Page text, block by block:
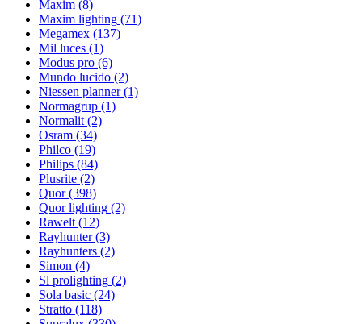
Maxim (8)
Maxim lighting (71)
Megamex (137)
Mil luces (1)
Modus pro (6)
Mundo lucido (2)
Niessen planner (1)
Normagrup (1)
Normalit (2)
Osram (34)
Philco (19)
Philips (84)
Plusrite (2)
Quor (398)
Quor lighting (2)
Rawelt (12)
Rayhunter (3)
Rayhunters (2)
Simon (4)
Sl prolighting (2)
Sola basic (24)
Stratto (118)